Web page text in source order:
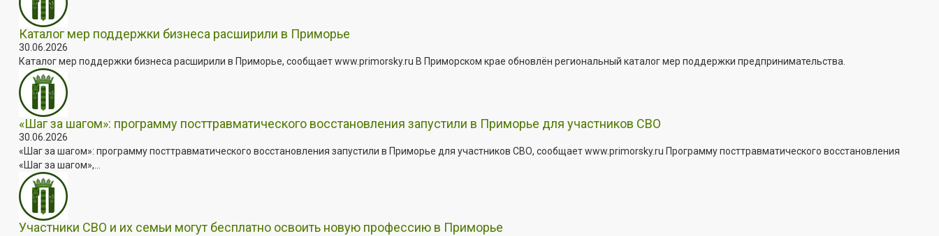
Каталог мер поддержки бизнеса расширили в Приморье
30.06.2026
Каталог мер поддержки бизнеса расширили в Приморье, сообщает www.primorsky.ru В Приморском крае обновлён региональный каталог мер поддержки предпринимательства.
«Шаг за шагом»: программу посттравматического восстановления запустили в Приморье для участников СВО
30.06.2026
«Шаг за шагом»: программу посттравматического восстановления запустили в Приморье для участников СВО, сообщает www.primorsky.ru Программу посттравматического восстановления
«Шаг за шагом»,...
Участники СВО и их семьи могут бесплатно освоить новую профессию в Приморье